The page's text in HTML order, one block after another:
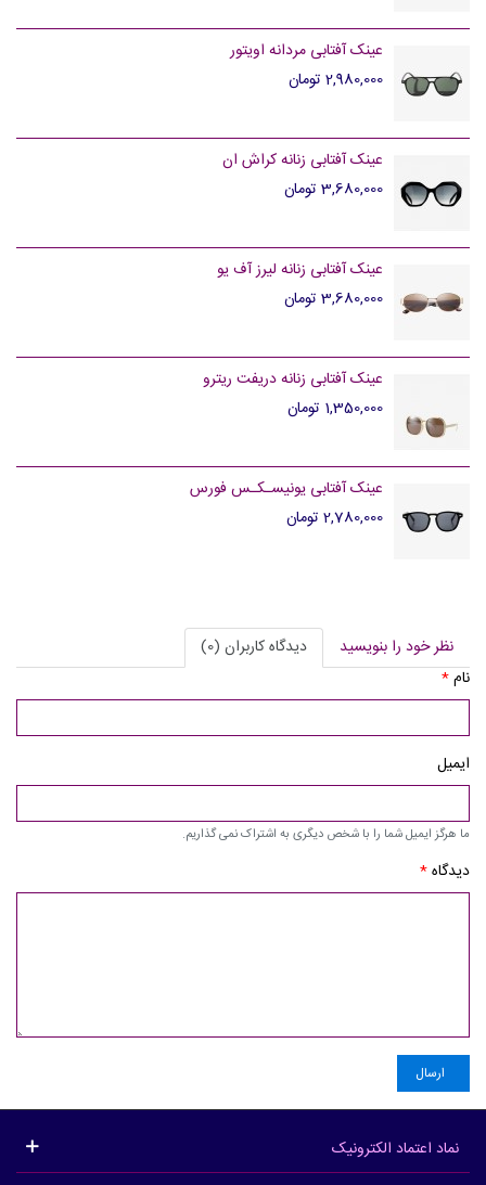
عینک آفتابی مردانه اویتور
2,980,000 تومان
عینک آفتابی زنانه کراش ان
3,680,000 تومان
عینک آفتابی زنانه لیرز آف یو
3,680,000 تومان
عینک آفتابی زنانه دریفت ریترو
1,350,000 تومان
عینک آفتابی یونیسـکـس فورس
2,780,000 تومان
نظر خود را بنویسید
دیدگاه کاربران (0)
نام*
ایمیل
ما هرگز ایمیل شما را با شخص دیگری به اشتراک نمی گذاریم.
دیدگاه*
ارسال
نماد اعتماد الکترونیک